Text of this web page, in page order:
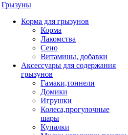
Грызуны
Корма для грызунов
Корма
Лакомства
Сено
Витамины, добавки
Аксессуары для содержания
грызунов
Гамаки,тоннели
Домики
Игрушки
Колеса,прогулочные
шары
Купалки